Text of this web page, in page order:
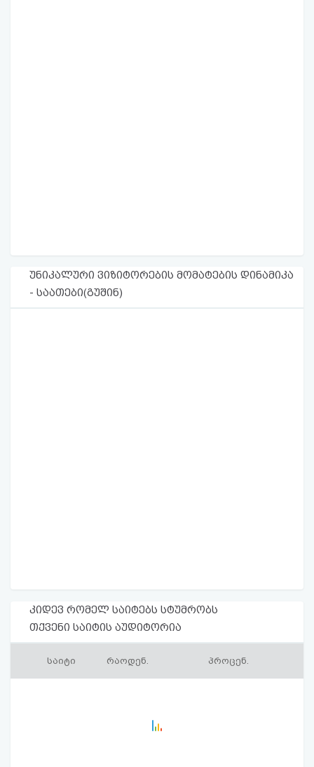
უნიკალური ვიზიტორების მომატების დინამიკა
- საათები(გუშინ)
კიდევ რომელ საიტებს სტუმრობს
თქვენი საიტის აუდიტორია
საიტი რაოდენ. პროცენ.